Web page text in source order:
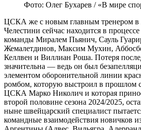
Фото: Олег Бухарев / «В мире
ЦСКА же с новым главным тренером в
Челестини сейчас находится в
команды Миралем Пьянич, Сауль
Жемалетдинов, Максим Мухин,
Келлвен и Виллиан Роша. Потеря
значительна — ведь он был
элементом оборонительной линии
ромбом, которую выстроил в прошлом
ЦСКА Марко Николич и которая
второй половине сезона 2024/2025,
ныне швейцарский специалист
командные взаимодействия новичков